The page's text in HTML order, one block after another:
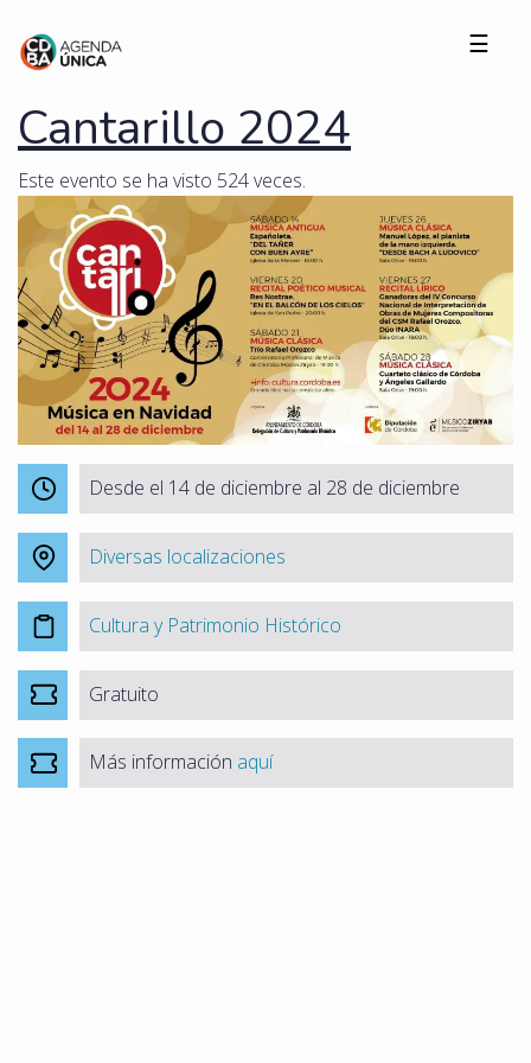
☰
Cantarillo 2024
Este evento se ha visto 524 veces.
Desde el 14 de diciembre al 28 de diciembre
Diversas localizaciones
Cultura y Patrimonio Histórico
Gratuito
Más información aquí